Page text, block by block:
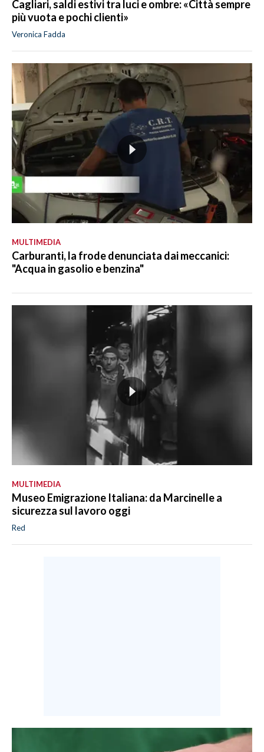
Cagliari, saldi estivi tra luci e ombre: «Città sempre
più vuota e pochi clienti»
Veronica Fadda
MULTIMEDIA
Carburanti, la frode denunciata dai meccanici:
"Acqua in gasolio e benzina"
MULTIMEDIA
Museo Emigrazione Italiana: da Marcinelle a
sicurezza sul lavoro oggi
Red